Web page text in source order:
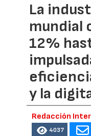
La
mundial
12%
y la
Redacción
4037